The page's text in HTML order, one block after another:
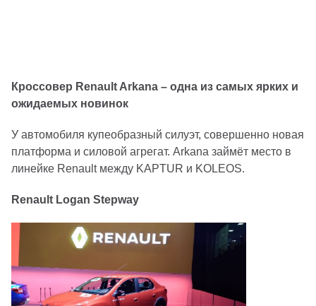
Кроссовер Renault Arkana – одна из самых ярких и
ожидаемых новинок
У автомобиля купеобразный силуэт, совершенно новая
платформа и силовой агрегат. Arkana займёт место в
линейке Renault между KAPTUR и KOLEOS.
Renault Logan Stepway